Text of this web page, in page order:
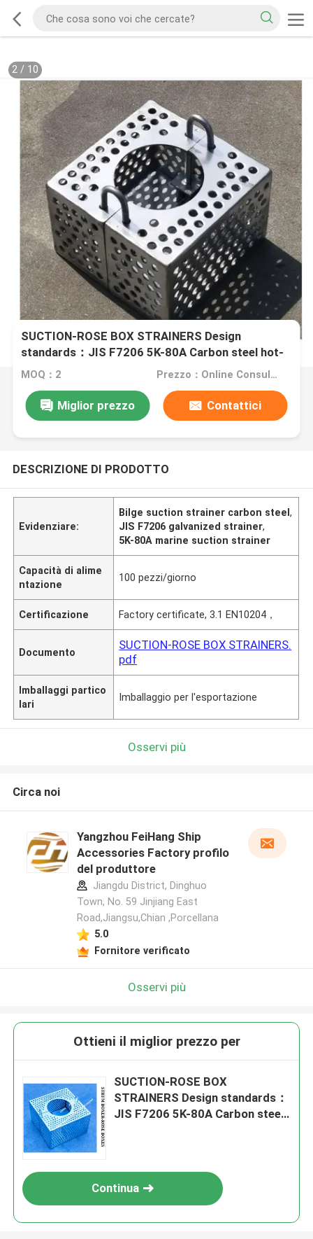
2/ 10
SUCTION-ROSE BOX STRAINERS Design
standards：JIS F7206 5K-80A Carbon steel hot-
dip galvanized
MOQ：2 Prezzo：Online Consultation
Miglior prezzo Contattici
DESCRIZIONE DI PRODOTTO
Evidenziare:
Bilge suction strainer carbon steel,
JIS F7206 galvanized strainer,
5K-80A marine suction strainer
Capacità di alime
ntazione
100 pezzi/giorno
Certificazione Factory certificate, 3.1 EN10204，
Documento
SUCTION-ROSE BOX STRAINERS.
pdf
Imballaggi partico
lari
Imballaggio per l'esportazione
Osservi più
Circa noi
Yangzhou FeiHang Ship
Accessories Factory profilo
del produttore
Jiangdu District, Dinghuo
Town, No. 59 Jinjiang East
Road,Jiangsu,Chian ,Porcellana
5.0
Fornitore verificato
Osservi più
Ottieni il miglior prezzo per
SUCTION-ROSE BOX
STRAINERS Design standards：
JIS F7206 5K-80A Carbon steel
Continua